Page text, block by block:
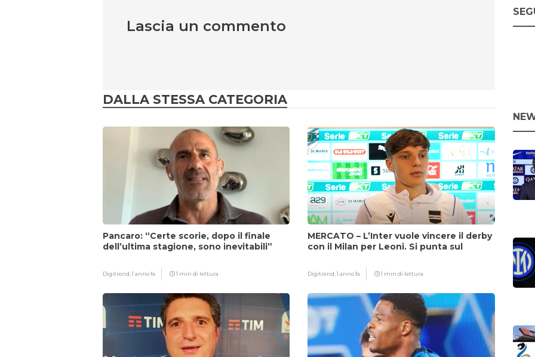
Lascia un commento
DALLA STESSA CATEGORIA
Pancaro: “Certe scorie, dopo il finale
dell’ultima stagione, sono inevitabili”
Digitrend,1 anno fa 1 min di lettura
MERCATO – L’Inter vuole vincere il derby
con il Milan per Leoni. Si punta sul
Digitrend,1 anno fa 1 min di lettura